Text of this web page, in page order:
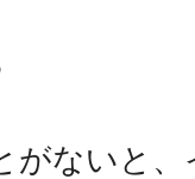
がないと